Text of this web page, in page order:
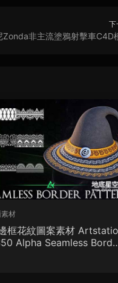
下
非主流塗鴉射擊車C4D
材
框花紋圖案素材 Artstatio
Alpha Seamless Borde